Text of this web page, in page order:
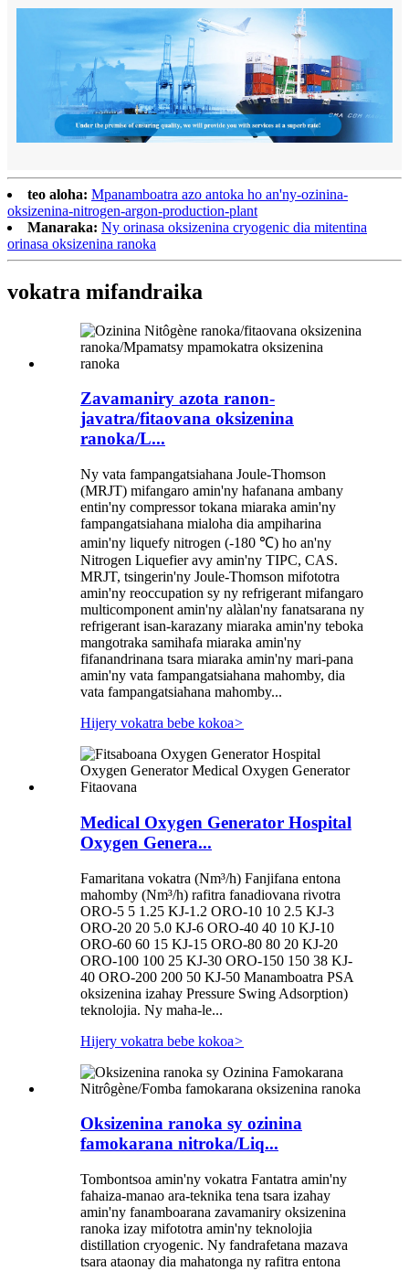
teo aloha: Mpanamboatra azo antoka ho an'ny-ozinina-
oksizenina-nitrogen-argon-production-plant
Manaraka: Ny orinasa oksizenina cryogenic dia mitentina
orinasa oksizenina ranoka
vokatra mifandraika
Zavamaniry azota ranon-
javatra/fitaovana oksizenina
ranoka/L...
Ny vata fampangatsiahana Joule-Thomson
(MRJT) mifangaro amin'ny hafanana ambany
entin'ny compressor tokana miaraka amin'ny
fampangatsiahana mialoha dia ampiharina
amin'ny liquefy nitrogen (-180 ℃) ho an'ny
Nitrogen Liquefier avy amin'ny TIPC, CAS.
MRJT, tsingerin'ny Joule-Thomson mifototra
amin'ny reoccupation sy ny refrigerant mifangaro
multicomponent amin'ny alàlan'ny fanatsarana ny
refrigerant isan-karazany miaraka amin'ny teboka
mangotraka samihafa miaraka amin'ny
fifanandrinana tsara miaraka amin'ny mari-pana
amin'ny vata fampangatsiahana mahomby, dia
vata fampangatsiahana mahomby...
Hijery vokatra bebe kokoa>
Medical Oxygen Generator Hospital
Oxygen Genera...
Famaritana vokatra (Nm³/h) Fanjifana entona
mahomby (Nm³/h) rafitra fanadiovana rivotra
ORO-5 5 1.25 KJ-1.2 ORO-10 10 2.5 KJ-3
ORO-20 20 5.0 KJ-6 ORO-40 40 10 KJ-10
ORO-60 60 15 KJ-15 ORO-80 80 20 KJ-20
ORO-100 100 25 KJ-30 ORO-150 150 38 KJ-
40 ORO-200 200 50 KJ-50 Manamboatra PSA
oksizenina izahay Pressure Swing Adsorption)
teknolojia. Ny maha-le...
Hijery vokatra bebe kokoa>
Oksizenina ranoka sy ozinina
famokarana nitroka/Liq...
Tombontsoa amin'ny vokatra Fantatra amin'ny
fahaiza-manao ara-teknika tena tsara izahay
amin'ny fanamboarana zavamaniry oksizenina
ranoka izay mifototra amin'ny teknolojia
distillation cryogenic. Ny fandrafetana mazava
tsara ataonay dia mahatonga ny rafitra entona